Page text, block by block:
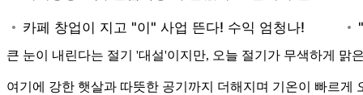
큰 눈이 내린다는 절기 '대설'이지만, 오늘 절기가 무색하게 맑
여기에 강한 햇살과 따뜻한 공기까지 더해지며 기온이 빠르게